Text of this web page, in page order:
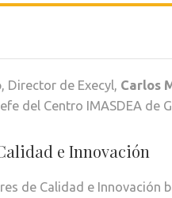
, Director de Execyl, Carlos
del Centro IMASDEA de
e Innovación
de Calidad e Innovación